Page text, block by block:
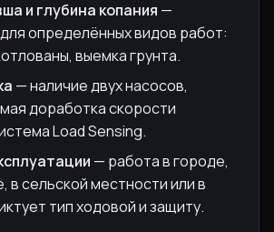
и глубина копания —
определённых видов работ:
выемка грунта.
— наличие двух насосов,
доработка скорости
Load Sensing.
— работа в городе,
в сельской местности или в
тип ходовой и защиту.